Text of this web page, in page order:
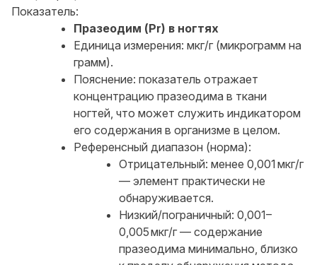
Показатель:
Празеодим (Pr) в ногтях
Единица измерения: мкг/г (микрограмм на
грамм).
Пояснение: показатель отражает
концентрацию празеодима в ткани
ногтей, что может служить индикатором
его содержания в организме в целом.
Референсный диапазон (норма):
Отрицательный: менее 0,001 мкг/г
— элемент практически не
обнаруживается.
Низкий/пограничный: 0,001–
0,005 мкг/г — содержание
празеодима минимально, близко